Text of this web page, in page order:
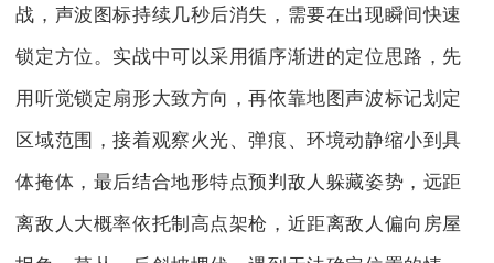
战，声波图标持续几秒后消失，需要在出现瞬间快速
锁定方位。实战中可以采用循序渐进的定位思路，先
用听觉锁定扇形大致方向，再依靠地图声波标记划定
区域范围，接着观察火光、弹痕、环境动静缩小到具
体掩体，最后结合地形特点预判敌人躲藏姿势，远距
离敌人大概率依托制高点架枪，近距离敌人偏向房屋